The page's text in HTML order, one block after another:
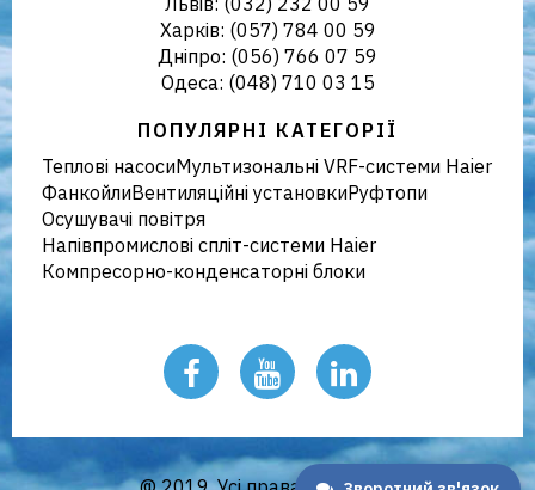
Україні
Харків: (057) 784 00 59
Дніпро: (056) 766 07 59
Одеса: (048) 710 03 15
ПОПУЛЯРНІ КАТЕГОРІЇ
Теплові насосиМультизональні VRF-системи Haier
ФанкойлиВентиляційні установкиРуфтопи
Осушувачі повітря
Напівпромислові спліт-системи Haier
Компресорно-конденсаторні блоки